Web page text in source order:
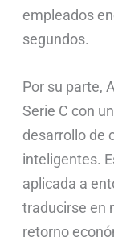
empleados
segundos.
Por su parte,
Serie C con
desarrollo de
inteligentes.
aplicada a
traducirse en
retorno